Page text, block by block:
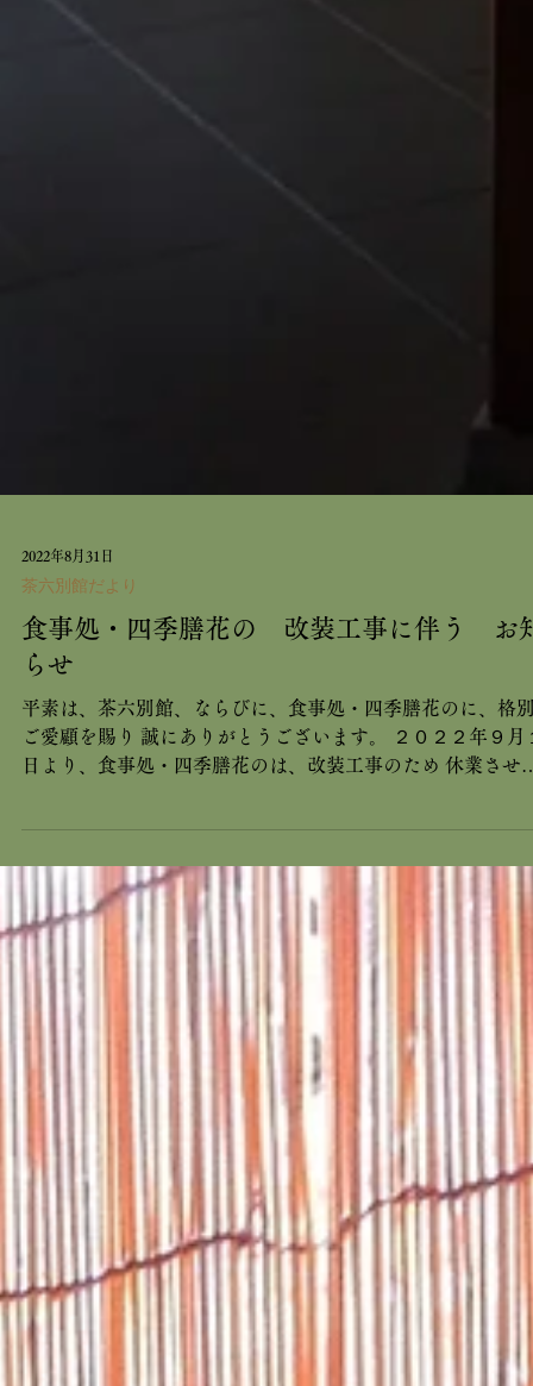
2022年8月31日
茶六別館だより
食事処・四季膳花の 改装工事に伴う お
らせ
平素は、茶六別館、ならびに、食事処・四季膳花のに、格
ご愛顧を賜り 誠にありがとうございます。 ２０２２年９月１
頂きます。 営業再開は、１０月中旬を、予定しております